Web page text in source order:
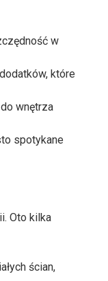
w
które
wnętrza
spotykane
Oto kilka
ścian,